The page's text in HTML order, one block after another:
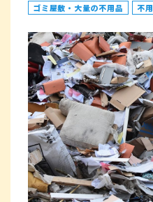
ゴミ屋敷・大量の不用品 不